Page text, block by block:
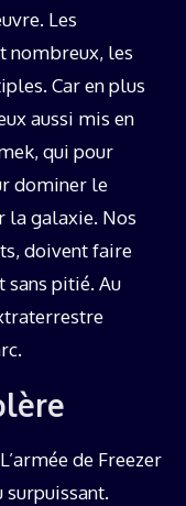
Les
nombreux, les
Car en plus
aussi mis en
qui pour
dominer le
la galaxie. Nos
doivent faire
sans pitié. Au
de Freezer
surpuissant.